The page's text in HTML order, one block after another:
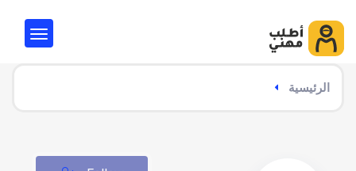
الرئيسية